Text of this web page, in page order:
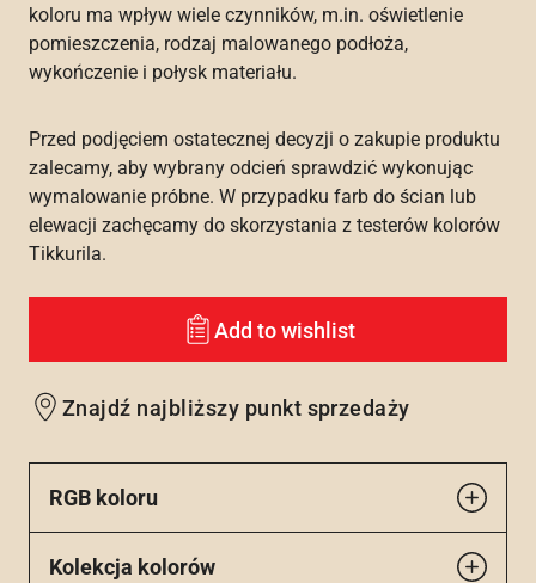
koloru ma wpływ wiele czynników, m.in. oświetlenie
pomieszczenia, rodzaj malowanego podłoża,
wykończenie i połysk materiału.
Przed podjęciem ostatecznej decyzji o zakupie produktu
zalecamy, aby wybrany odcień sprawdzić wykonując
wymalowanie próbne. W przypadku farb do ścian lub
elewacji zachęcamy do skorzystania z testerów kolorów
Tikkurila.
Add to wishlist
Znajdź najbliższy punkt sprzedaży
RGB koloru
Kolekcja kolorów